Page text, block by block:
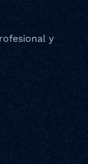
y